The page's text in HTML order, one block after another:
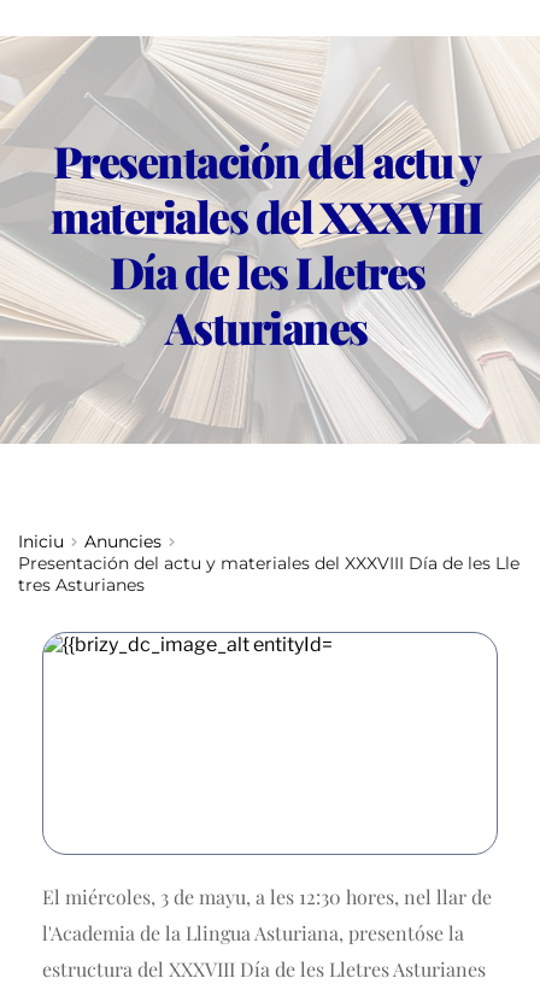
Presentación del actu y
materiales del XXXVIII
Día de les Lletres
Asturianes
Iniciu
Anuncies
Presentación del actu y materiales del XXXVIII Día de les Lle
tres Asturianes
El miércoles, 3 de mayu, a les 12:30 hores, nel llar de
l'Academia de la Llingua Asturiana, presentóse la
estructura del XXXVIII Día de les Lletres Asturianes